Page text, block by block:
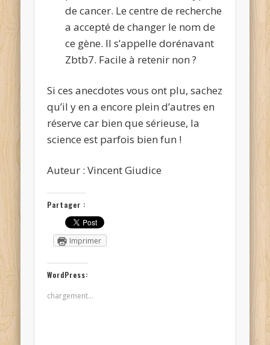
de cancer. Le centre de recherche
a accepté de changer le nom de
ce gène. Il s’appelle dorénavant
Zbtb7. Facile à retenir non ?
Si ces anecdotes vous ont plu, sachez
qu’il y en a encore plein d’autres en
réserve car bien que sérieuse, la
science est parfois bien fun !
Auteur : Vincent Giudice
Partager :
Imprimer
WordPress:
chargement…